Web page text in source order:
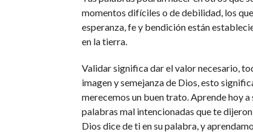
momentos difíciles o de debilidad, los
esperanza, fe y bendición están
en la tierra.
Validar significa dar el valor necesario,
imagen y semejanza de Dios, esto
merecemos un buen trato. Aprende hoy a
palabras mal intencionadas que te
Dios dice de ti en su palabra, y